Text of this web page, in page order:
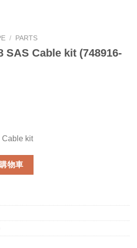
/ PARTS
SAS Cable kit (748916-
Cable kit
kit (748916-B21) 數量
物車